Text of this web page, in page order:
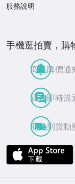
服務說明
手機逛拍賣，購
商品降價通
買賣即時溝
商品到貨動